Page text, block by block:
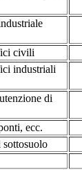
civili
industriali
di
ecc.
sottosuolo